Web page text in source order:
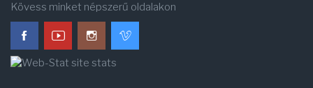
Kövess minket népszerű oldalakon